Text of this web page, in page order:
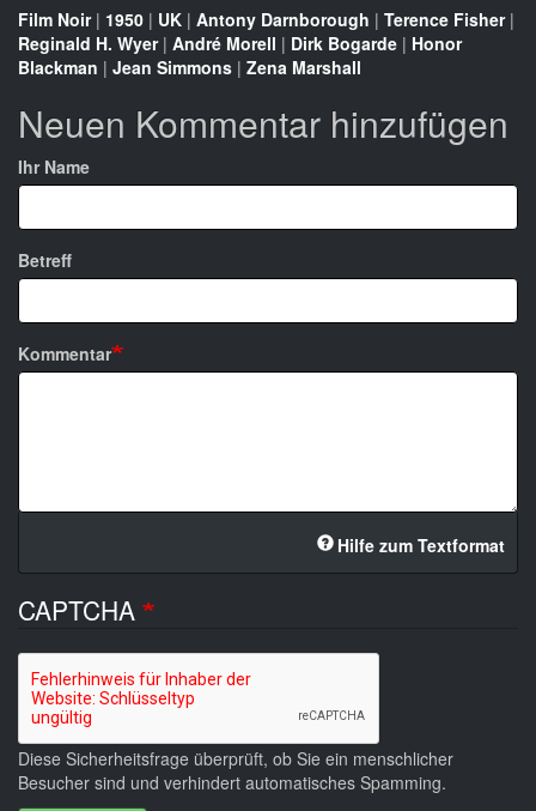
Film Noir| 1950 | UK | Antony Darnborough | Terence Fisher|
Reginald H. Wyer| André Morell | Dirk Bogarde | Honor
Blackman | Jean Simmons | Zena Marshall
Neuen Kommentar hinzufügen
Ihr Name
Betreff
Kommentar
Hilfe zum Textformat
CAPTCHA
Diese Sicherheitsfrage überprüft, ob Sie ein menschlicher
Besucher sind und verhindert automatisches Spamming.